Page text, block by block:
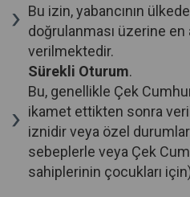
Bu izin, yabancının
doğrulanması üzerine en
verilmektedir.
Sürekli Oturum.
Bu, genellikle Çek
ikamet ettikten sonra
iznidir veya özel
sebeplerle veya Çek
sahiplerinin çocukları